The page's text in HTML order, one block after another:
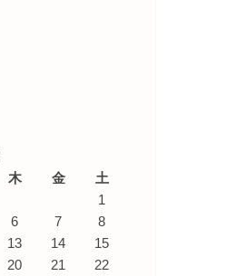
木 金
土
1
6 7
8
13 14
15
20 21 22